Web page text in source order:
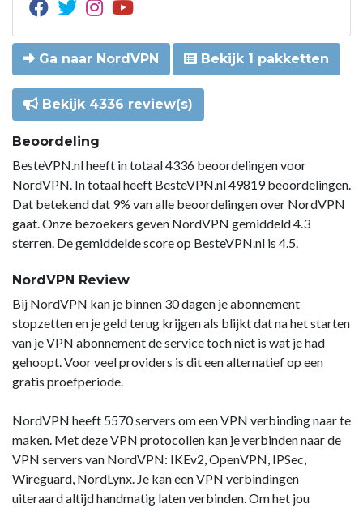
Ga naar NordVPN Bekijk 1 pakketten
Bekijk 4336 review(s)
Beoordeling
BesteVPN.nl heeft in totaal 4336 beoordelingen voor
NordVPN. In totaal heeft BesteVPN.nl 49819 beoordelingen.
Dat betekend dat 9% van alle beoordelingen over NordVPN
gaat. Onze bezoekers geven NordVPN gemiddeld 4.3
sterren. De gemiddelde score op BesteVPN.nl is 4.5.
NordVPN Review
Bij NordVPN kan je binnen 30 dagen je abonnement
stopzetten en je geld terug krijgen als blijkt dat na het starten
van je VPN abonnement de service toch niet is wat je had
gehoopt. Voor veel providers is dit een alternatief op een
gratis proefperiode.
NordVPN heeft 5570 servers om een VPN verbinding naar te
maken. Met deze VPN protocollen kan je verbinden naar de
VPN servers van NordVPN: IKEv2, OpenVPN, IPSec,
Wireguard, NordLynx. Je kan een VPN verbindingen
uiteraard altijd handmatig laten verbinden. Om het jou